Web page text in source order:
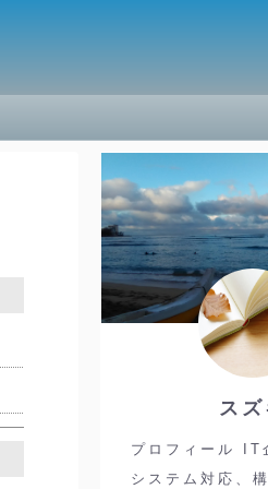
スズ
プロフィール IT
システム対応、